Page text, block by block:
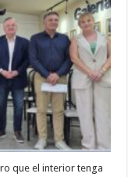
que el interior tenga